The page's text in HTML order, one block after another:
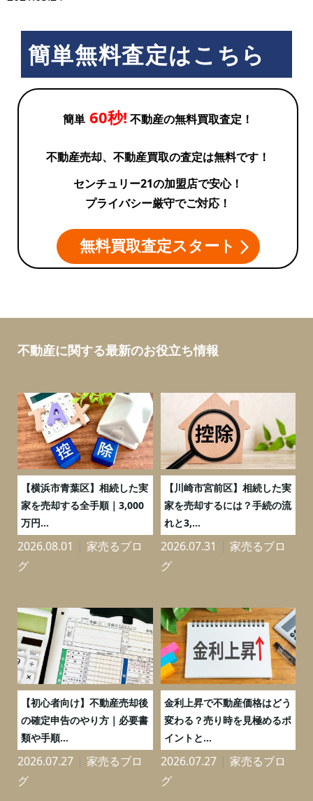
簡単無料査定はこちら
簡単 60秒! 不動産の無料買取査定！
不動産売却、不動産買取の査定は無料です！
センチュリー21の加盟店で安心！
プライバシー厳守でご対応！
無料買取査定スタート
不動産に関する最新のお役立ち情報
【横浜市青葉区】相続した実
家を売却する全手順｜3,000
万円...
2026.08.01
家売るブロ
グ
【川崎市宮前区】相続した実
家を売却するには？手続の流
れと3,...
2026.07.31
家売るブロ
グ
【初心者向け】不動産売却後
の確定申告のやり方｜必要書
類や手順...
2026.07.27
家売るブロ
グ
金利上昇で不動産価格はどう
変わる？売り時を見極めるポ
イントと...
2026.07.27
家売るブロ
グ